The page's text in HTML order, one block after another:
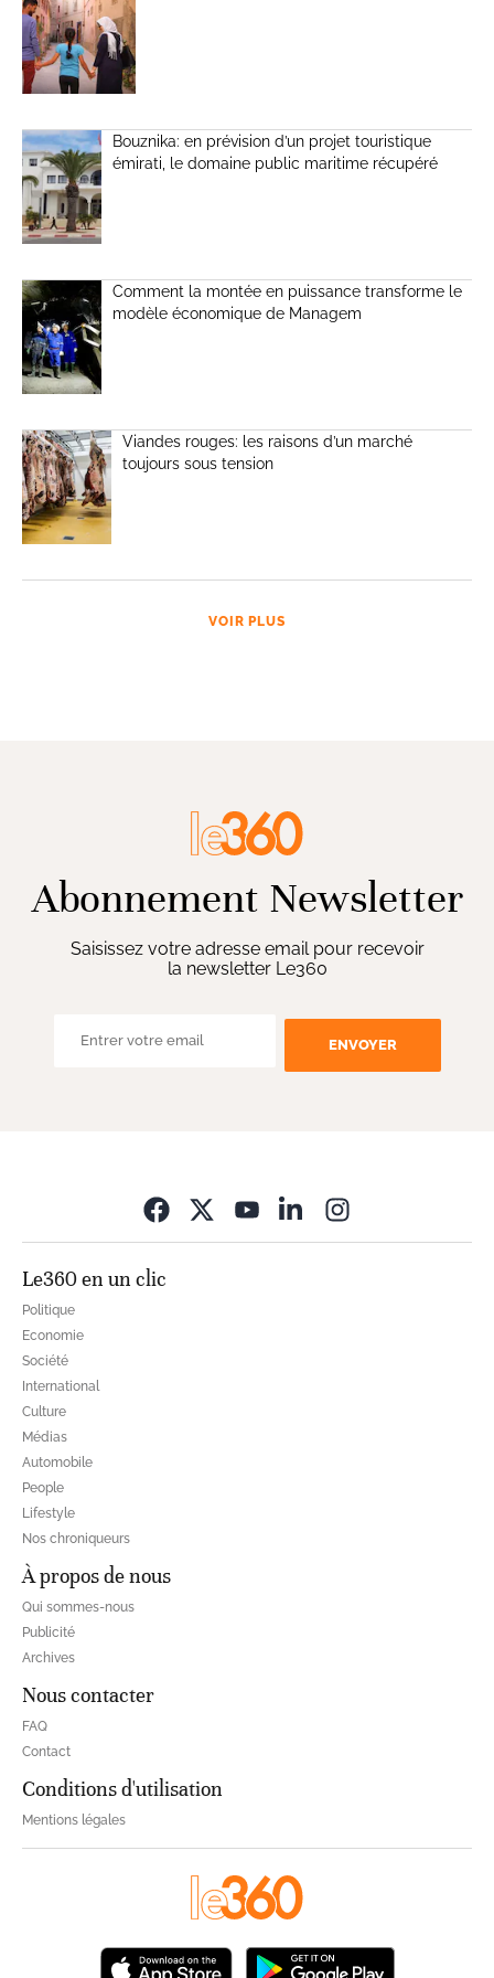
Bouznika: en prévision d’un projet touristique
émirati, le domaine public maritime récupéré
Comment la montée en puissance transforme le
modèle économique de Managem
Viandes rouges: les raisons d’un marché
toujours sous tension
VOIR PLUS
Abonnement Newsletter
Saisissez votre adresse email pour recevoir
la newsletter Le360
ENVOYER
Le360 en un clic
Politique
Economie
Société
International
Culture
Médias
Automobile
People
Lifestyle
Nos chroniqueurs
À propos de nous
Qui sommes-nous
Publicité
Archives
Nous contacter
FAQ
Contact
Conditions d'utilisation
Mentions légales